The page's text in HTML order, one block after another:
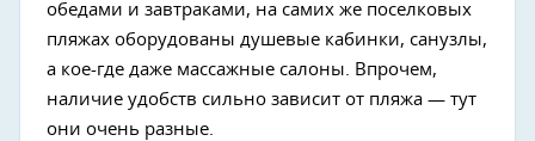
обедами и завтраками, на самих же поселковых
пляжах оборудованы душевые кабинки, санузлы,
а кое-где даже массажные салоны. Впрочем,
наличие удобств сильно зависит от пляжа — тут
они очень разные.